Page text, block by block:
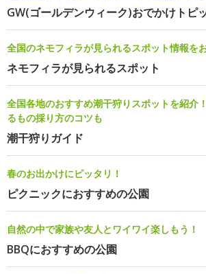
GW(ゴールデンウィーク)おでかけトピ
全国のネモフィラが見られるスポット情報を
ネモフィラが見られるスポット
全国各地のおすすめ潮干狩りスポットを紹介
るもの採り方のコツも
潮干狩りガイド
春のお出かけにピッタリ！
ピクニックにおすすめの公園
自然の中で家族や友人とワイワイ楽しもう！
BBQにおすすめの公園